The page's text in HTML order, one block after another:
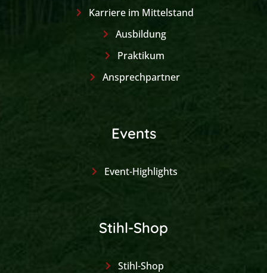
Karriere im Mittelstand
Ausbildung
Praktikum
Ansprechpartner
Events
Event-Highlights
Stihl-Shop
Stihl-Shop